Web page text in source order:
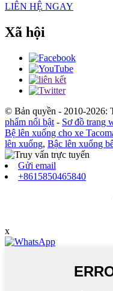
LIÊN HỆ NGAY
Xã hội
© Bản quyền - 2010-2026:
phẩm nổi bật - Sơ đồ trang
Bệ lên xuống cho xe
lên xuống, Bậc lên xuống
Gửi email
+8615850465840
x